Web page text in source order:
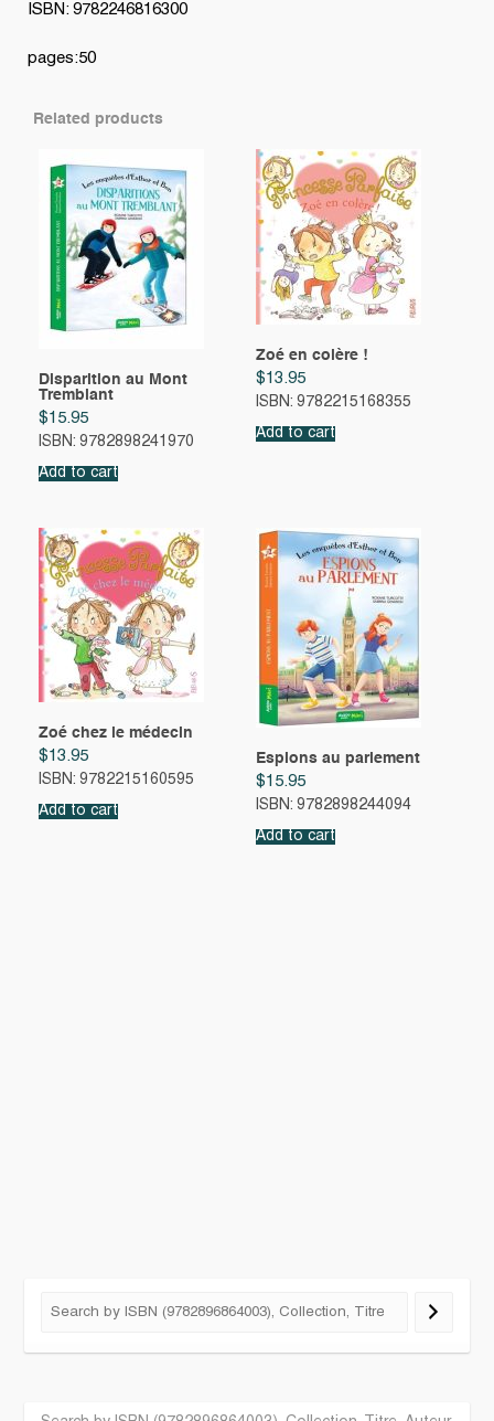
ISBN: 9782246816300
pages:50
Related products
Disparition au Mont
Tremblant
$15.95
ISBN: 9782898241970
Add to cart
Zoé en colère !
$13.95
ISBN: 9782215168355
Add to cart
Zoé chez le médecin
$13.95
ISBN: 9782215160595
Add to cart
Espions au parlement
$15.95
ISBN: 9782898244094
Add to cart